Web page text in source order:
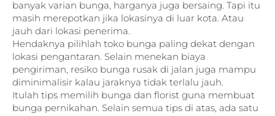
banyak varian bunga, harganya juga bersaing. Tapi itu
masih merepotkan jika lokasinya di luar kota. Atau
jauh dari lokasi penerima.
Hendaknya pilihlah toko bunga paling dekat dengan
lokasi pengantaran. Selain menekan biaya
pengiriman, resiko bunga rusak di jalan juga mampu
diminimalisir kalau jaraknya tidak terlalu jauh.
Itulah tips memilih bunga dan florist guna membuat
bunga pernikahan. Selain semua tips di atas, ada satu